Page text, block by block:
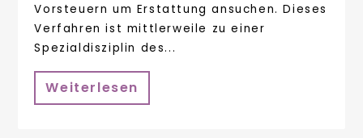
Vorsteuern um Erstattung ansuchen. Dieses
Verfahren ist mittlerweile zu einer
Spezialdisziplin des...
Weiterlesen